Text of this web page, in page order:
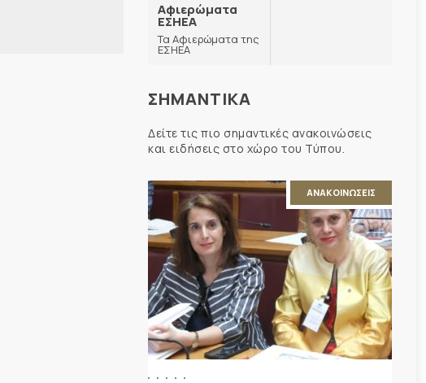
Αφιερώματα
ΕΣΗΕΑ
Τα Αφιερώματα της
ΕΣΗΕΑ
ΣΗΜΑΝΤΙΚΑ
Δείτε τις πιο σημαντικές ανακοινώσεις
και ειδήσεις στο χώρο του Τύπου.
ΑΝΑΚΟΙΝΩΣΕΙΣ